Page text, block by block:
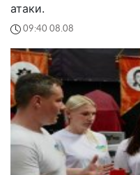
атаки.
09:40 08.08